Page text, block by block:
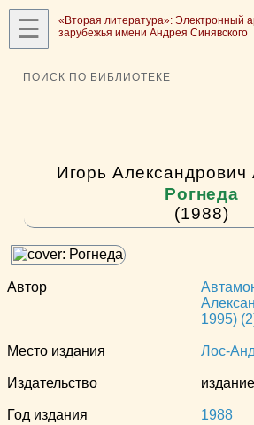
☰
«Вторая литература»: Электронный
зарубежья имени Андрея Синявского
ПОИСК ПО БИБЛИОТЕКЕ
Игорь Александрович
Рогнеда
(1988)
Автор
1995)
Место издания Лос-
Издательство
Год издания 1988